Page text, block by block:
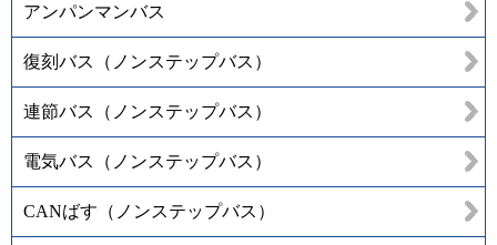
アンパンマンバス
復刻バス（ノンステップバス）
連節バス（ノンステップバス）
電気バス（ノンステップバス）
CANばす（ノンステップバス）